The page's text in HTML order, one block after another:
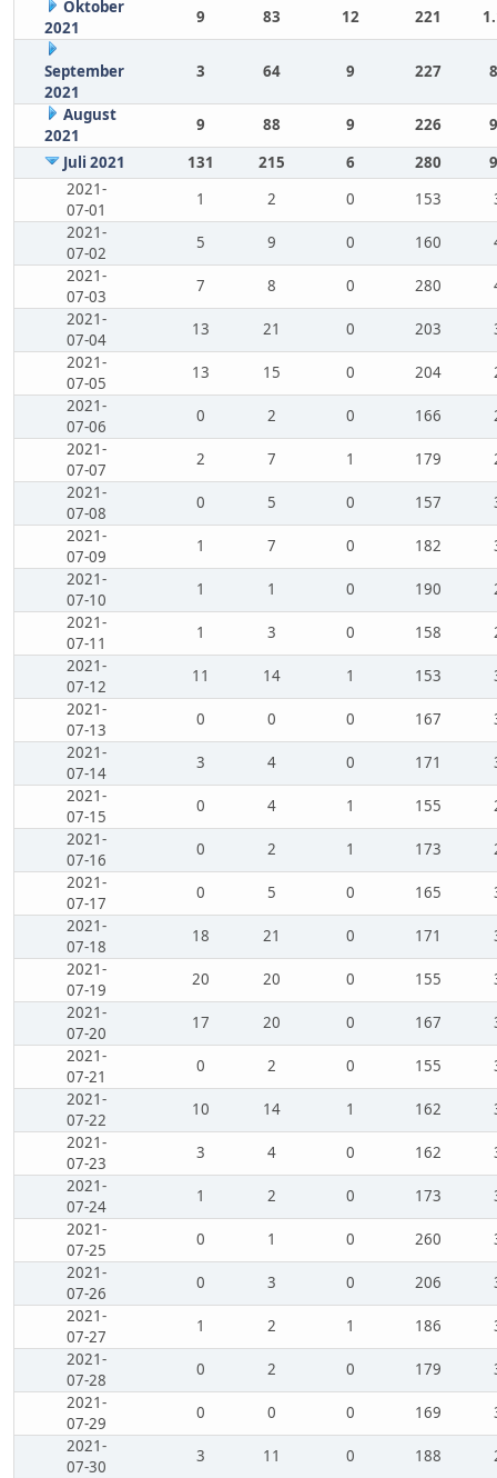
Oktober
2021
9 83 12 221
September
2021
3 64 9 227
August
2021
9 88 9 226
Juli 2021
131 215 6 280
2021-
07-01
1 2 0 153
2021-
07-02
5 9 0 160
2021-
07-03
7 8 0 280
2021-
07-04
13 21 0 203
2021-
07-05
13 15 0 204
2021-
07-06
0 2 0 166
2021-
07-07
2 7 1 179
2021-
07-08
0 5 0 157
2021-
07-09
1 7 0 182
2021-
07-10
1 1 0 190
2021-
07-11
1 3 0 158
2021-
07-12
11 14 1 153
2021-
07-13
0 0 0 167
2021-
07-14
3 4 0 171
2021-
07-15
0 4 1 155
2021-
07-16
0 2 1 173
2021-
07-17
0 5 0 165
2021-
07-18
18 21 0 171
2021-
07-19
20 20 0 155
2021-
07-20
17 20 0 167
2021-
07-21
0 2 0 155
2021-
07-22
10 14 1 162
2021-
07-23
3 4 0 162
2021-
07-24
1 2 0 173
2021-
07-25
0 1 0 260
2021-
07-26
0 3 0 206
2021-
07-27
1 2 1 186
2021-
07-28
0 2 0 179
2021-
07-29
0 0 0 169
2021-
07-30
3 11 0 188